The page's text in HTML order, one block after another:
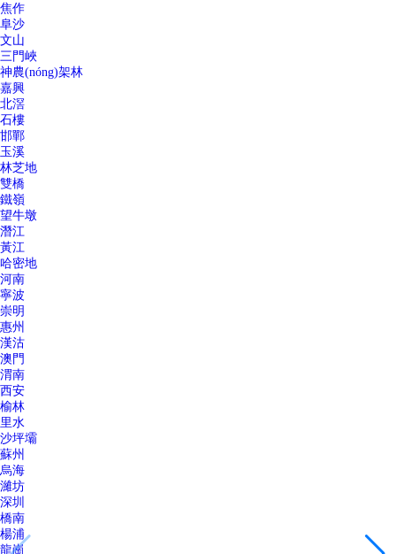
焦作
阜沙
文山
三門峽
神農(nóng)架林
嘉興
北滘
石樓
邯鄲
玉溪
林芝地
雙橋
鐵嶺
望牛墩
潛江
黃江
哈密地
河南
寧波
崇明
惠州
漢沽
澳門
渭南
西安
榆林
里水
沙坪壩
蘇州
烏海
濰坊
深圳
橋南
楊浦
龍崗